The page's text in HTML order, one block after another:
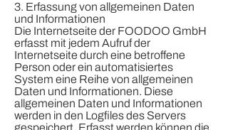
3. Erfassung von allgemeinen Daten
und Informationen
Die Internetseite der FOODOO GmbH
erfasst mit jedem Aufruf der
Internetseite durch eine betroffene
Person oder ein automatisiertes
System eine Reihe von allgemeinen
Daten und Informationen. Diese
allgemeinen Daten und Informationen
werden in den Logfiles des Servers